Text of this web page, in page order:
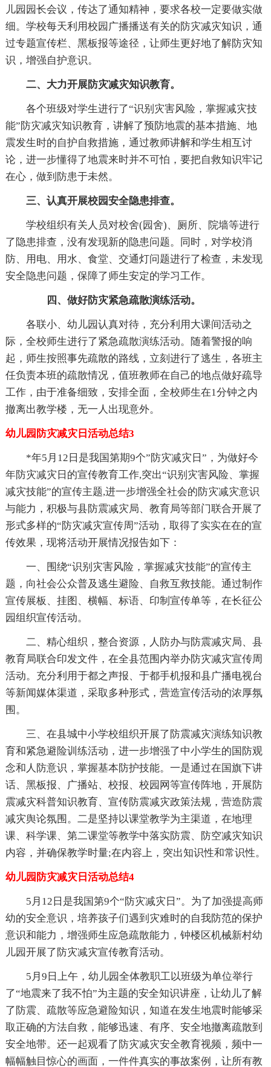
儿园园长会议，传达了通知精神，要求各校一定要做实做
细。学校每天利用校园广播播送有关的防灾减灾知识，通
过专题宣传栏、黑板报等途径，让师生更好地了解防灾知
识，增强自护意识。
二、大力开展防灾减灾知识教育。
各个班级对学生进行了“识别灾害风险，掌握减灾技
能”防灾减灾知识教育，讲解了预防地震的基本措施、地
震发生时的自护自救措施，通过教师讲解和学生相互讨
论，进一步懂得了地震来时并不可怕，要把自救知识牢记
在心，做到防患于未然。
三、认真开展校园安全隐患排查。
学校组织有关人员对校舍(园舍)、厕所、院墙等进行
了隐患排查，没有发现新的隐患问题。同时，对学校消
防、用电、用水、食堂、交通灯问题进行了检查，未发现
安全隐患问题，保障了师生安定的学习工作。
四、做好防灾紧急疏散演练活动。
各联小、幼儿园认真对待，充分利用大课间活动之
际，全校师生进行了紧急疏散演练活动。随着警报的响
起，师生按照事先疏散的路线，立刻进行了逃生，各班主
任负责本班的疏散情况，值班教师在自己的地点做好疏导
工作，由于准备细致，安排全面，全校师生在1分钟之内
撤离出教学楼，无一人出现意外。
幼儿园防灾减灾日活动总结3
*年5月12日是我国第期9个”防灾减灾日”，为做好今
年防灾减灾日的宣传教育工作,突出“识别灾害风险、掌握
减灾技能”的宣传主题,进一步增强全社会的防灾减灾意识
与能力，积极与县防震减灾局、教育局等部门联合开展了
形式多样的“防灾减灾宣传周”活动，取得了实实在在的宣
传效果，现将活动开展情况报告如下：
一、围绕“识别灾害风险，掌握减灾技能”的宣传主
题，向社会公众普及逃生避险、自救互救技能。通过制作
宣传展板、挂图、横幅、标语、印制宣传单等，在长征公
园组织宣传活动。
二、精心组织，整合资源，人防办与防震减灾局、县
教育局联合印发文件，在全县范围内举办防灾减灾宣传周
活动。充分利用于都之声报、于都手机报和县广播电视台
等新闻媒体渠道，采取多种形式，营造宣传活动的浓厚氛
围。
三、在县城中小学校组织开展了防震减灾演练知识教
育和紧急避险训练活动，进一步增强了中小学生的国防观
念和人防意识，掌握基本防护技能。一是通过在国旗下讲
话、黑板报、广播站、校报、校园网等宣传阵地，开展防
震减灾科普知识教育、宣传防震减灾政策法规，营造防震
减灾舆论氛围。二是坚持以课堂教学为主渠道，在地理
课、科学课、第二课堂等教学中落实防震、防空减灾知识
内容，并确保教学时量;在内容上，突出知识性和常识性。
幼儿园防灾减灾日活动总结4
5月12日是我国第9个“防灾减灾日”。为了加强提高师
幼的安全意识，培养孩子们遇到灾难时的自我防范的保护
意识和能力，增强师生应急疏散能力，钟楼区机械新村幼
儿园开展了防灾减灾宣传教育活动。
5月9日上午，幼儿园全体教职工以班级为单位举行
了“地震来了我不怕”为主题的安全知识讲座，让幼儿了解
了防震、疏散等应急避险知识，知道在发生地震时能够采
取正确的方法自救，能够迅速、有序、安全地撤离疏散到
安全地带。还一起观看了防灾减灾安全教育视频，频中一
幅幅触目惊心的画面，一件件真实的事故案例，让所有教